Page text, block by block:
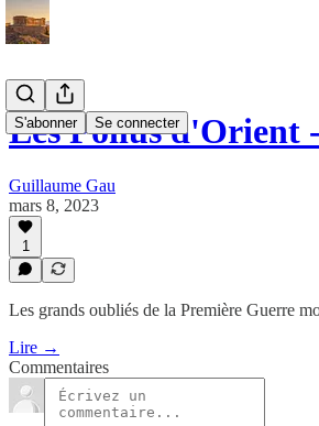
S'abonner Se connecter
Les Poilus d'Orient
Guillaume Gau
mars 8, 2023
1
Les grands oubliés de la Première Guerre
Lire →
Commentaires